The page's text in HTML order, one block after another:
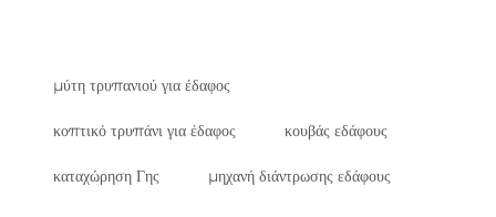
μύτη τρυπανιού για έδαφος
κοπτικό τρυπάνι για έδαφος κουβάς εδάφους
καταχώρηση Γης μηχανή διάντρωσης εδάφους